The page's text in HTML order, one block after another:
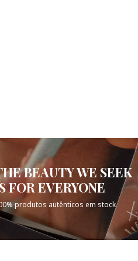
BEAUTY WE SEEK
FOR EVERYONE
produtos autênticos em stock